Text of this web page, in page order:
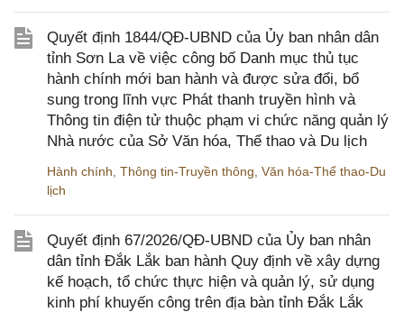
Quyết định 1844/QĐ-UBND của Ủy ban nhân dân
tỉnh Sơn La về việc công bố Danh mục thủ tục
hành chính mới ban hành và được sửa đổi, bổ
sung trong lĩnh vực Phát thanh truyền hình và
Thông tin điện tử thuộc phạm vi chức năng quản lý
Nhà nước của Sở Văn hóa, Thể thao và Du lịch
Hành chính Thông tin-Truyền thông Văn hóa-Thể thao-Du
lịch
Quyết định 67/2026/QĐ-UBND của Ủy ban nhân
dân tỉnh Đắk Lắk ban hành Quy định về xây dựng
kế hoạch, tổ chức thực hiện và quản lý, sử dụng
kinh phí khuyến công trên địa bàn tỉnh Đắk Lắk